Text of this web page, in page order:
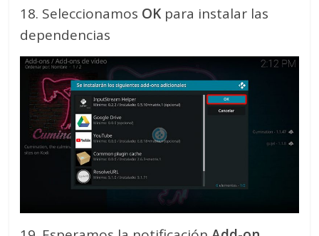
18. Seleccionamos OK para instalar las
dependencias